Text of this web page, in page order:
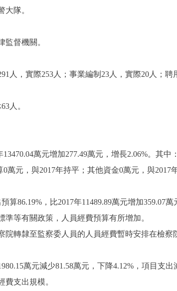
大隊。
督機關。
，實際253人；事業編制23人，實際20人；聘
人。
萬元增加277.49萬元，增長2.06%。其中
萬元，與2017年持平；其他資金0萬元，與2017
86.19%，比2017年11489.89萬元增加359.07
等有關政策，人員經費預算有所增加。
轉隸至監察委人員的人員經費暫時安排在檢察
萬元減少81.58萬元，下降4.12%，項目支
支出規模。